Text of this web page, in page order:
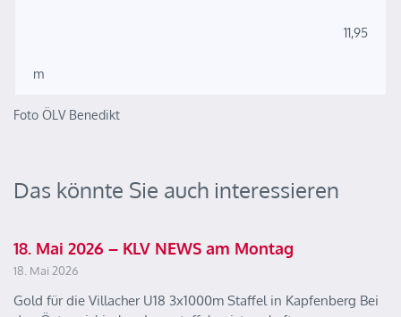
11,95
m
Foto ÖLV Benedikt
Das könnte Sie auch interessieren
18. Mai 2026 – KLV NEWS am Montag
18. Mai 2026
Gold für die Villacher U18 3x1000m Staffel in Kapfenberg Bei